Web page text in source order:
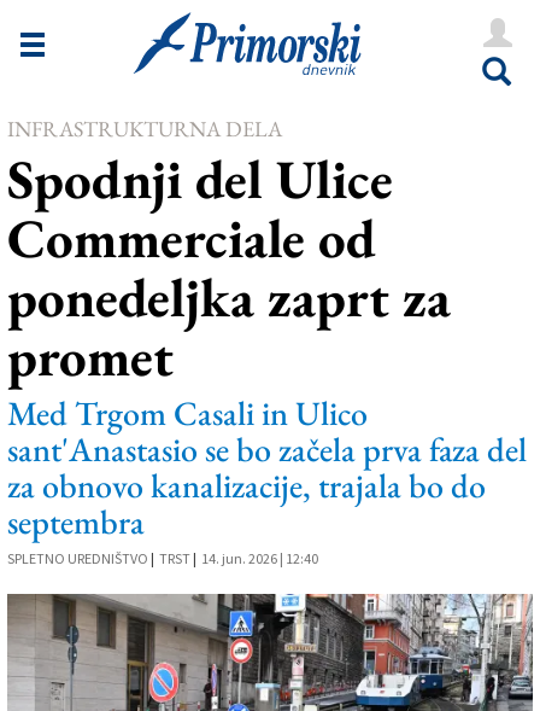
Novice
Goriška
Kultura
Šport
Še
Vreme
V Kioskih
Uredništvo
Oglasi
Založnik
Zadruga PD
Naročnine
INFRASTRUKTURNA DELA
Spodnji del Ulice
Commerciale od
ponedeljka zaprt za
promet
Med Trgom Casali in Ulico
sant'Anastasio se bo začela prva faza del
za obnovo kanalizacije, trajala bo do
septembra
SPLETNO UREDNIŠTVO | TRST | 14. jun. 2026 | 12:40